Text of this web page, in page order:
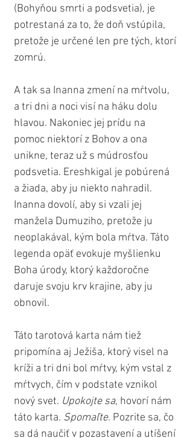
(Bohyňou smrti a podsvetia), je
potrestaná za to, že doň vstúpila,
pretože je určené len pre tých, ktorí
zomrú.
A tak sa Inanna zmení na mŕtvolu,
a tri dni a noci visí na háku dolu
hlavou. Nakoniec jej prídu na
pomoc niektorí z Bohov a ona
unikne, teraz už s múdrosťou
podsvetia. Ereshkigal je pobúrená
a žiada, aby ju niekto nahradil.
Inanna dovolí, aby si vzali jej
manžela Dumuziho, pretože ju
neoplakával, kým bola mŕtva. Táto
legenda opäť evokuje myšlienku
Boha úrody, ktorý každoročne
daruje svoju krv krajine, aby ju
obnovil.
Táto tarotová karta nám tiež
pripomína aj Ježiša, ktorý visel na
kríži a tri dni bol mŕtvy, kým vstal z
mŕtvych, čím v podstate vznikol
nový svet. Upokojte sa, hovorí nám
táto karta. Spomaľte. Pozrite sa, čo
sa dá naučiť v pozastavení a utíšení